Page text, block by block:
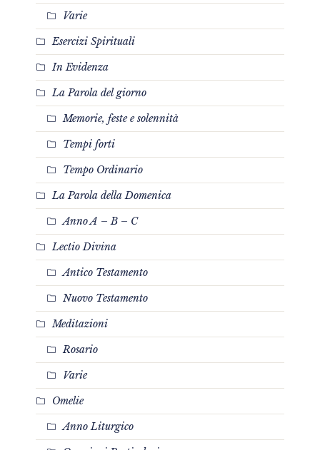
Varie
Esercizi Spirituali
In Evidenza
La Parola del giorno
Memorie, feste e solennità
Tempi forti
Tempo Ordinario
La Parola della Domenica
Anno A – B – C
Lectio Divina
Antico Testamento
Nuovo Testamento
Meditazioni
Rosario
Varie
Omelie
Anno Liturgico